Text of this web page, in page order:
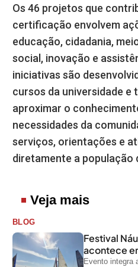
Os 46 projetos que
certificação envolvem
educação, cidadania,
social, inovação e
iniciativas são
cursos da universidade e
aproximar o
necessidades da
serviços, orientações e
diretamente a população
Veja mais
BLOG
Festival
acontece
Evento integra